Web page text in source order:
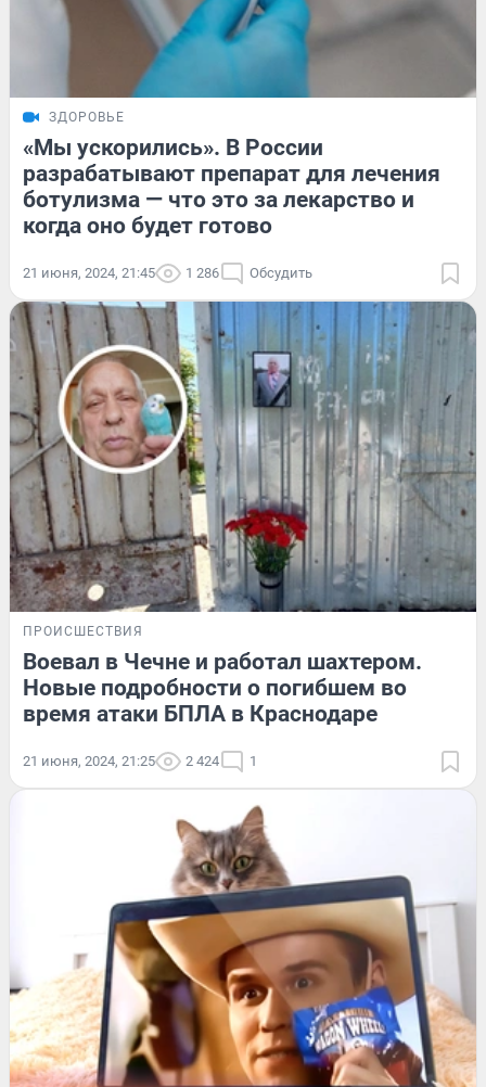
ЗДОРОВЬЕ
«Мы ускорились». В России
разрабатывают препарат для лечения
ботулизма — что это за лекарство и
когда оно будет готово
21 июня, 2024, 21:45 1 286 Обсудить
ПРОИСШЕСТВИЯ
Воевал в Чечне и работал шахтером.
Новые подробности о погибшем во
время атаки БПЛА в Краснодаре
21 июня, 2024, 21:25 2 424 1